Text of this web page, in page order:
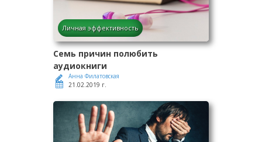
Личная эффективность
Семь причин полюбить
аудиокниги
Анна Филатовская
21.02.2019 г.